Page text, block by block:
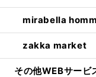
mirabella
zakka market
その他WEBサービ